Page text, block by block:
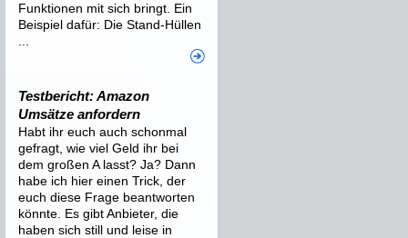
Funktionen mit sich bringt. Ein
Beispiel dafür: Die Stand-Hüllen
Testbericht: Amazon
Umsätze anfordern
Habt ihr euch auch schonmal
gefragt, wie viel Geld ihr bei
dem großen A lasst? Ja? Dann
habe ich hier einen Trick, der
euch diese Frage beantworten
könnte. Es gibt Anbieter, die
haben sich still und leise in